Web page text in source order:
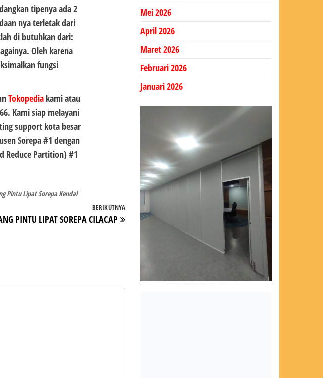
tipenya ada 2
nya terletak dari
di butuhkan dari:
Oleh karena
fungsi
Tokopediakami atau
. Kami siap melayani
support kota besar
Sorepa #1 dengan
Reduce Partition) #1
Pintu Lipat Sorepa Kendal
Pos
Berikutnya
BERIKUTNYA
PINTU LIPAT SOREPA CILACAP
Mei 2026
April 2026
Maret 2026
Februari 2026
Januari 2026